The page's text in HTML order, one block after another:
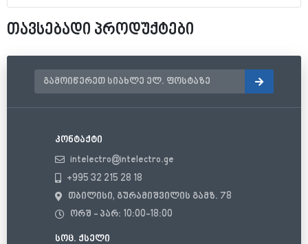
თავსებადი პროდუქტები
კონტაქტი
intelectro@intelectro.ge
+995 32 215 28 18
თბილისი, გურამიშვილის გამზ. 78
ორშ - პარ: 10:00-18:00
სოც. ქსელი